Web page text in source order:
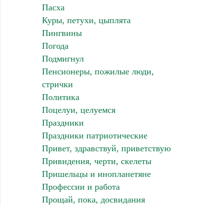
Пасха
Куры, петухи, цыплята
Пингвины
Погода
Подмигнул
Пенсионеры, пожилые люди,
стрички
Политика
Поцелуи, целуемся
Праздники
Праздники патриотические
Привет, здравствуй, приветствую
Привидения, черти, скелеты
Пришельцы и инопланетяне
Профессии и работа
Прощай, пока, досвидания